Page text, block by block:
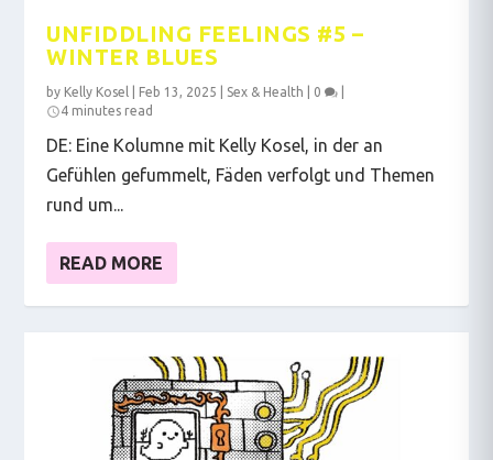
UNFIDDLING FEELINGS #5 –
WINTER BLUES
by Kelly Kosel Feb 13, 2025 Sex & Health 0
4 minutes read
DE: Eine Kolumne mit Kelly Kosel, in der an
Gefühlen gefummelt, Fäden verfolgt und Themen
rund um...
READ MORE